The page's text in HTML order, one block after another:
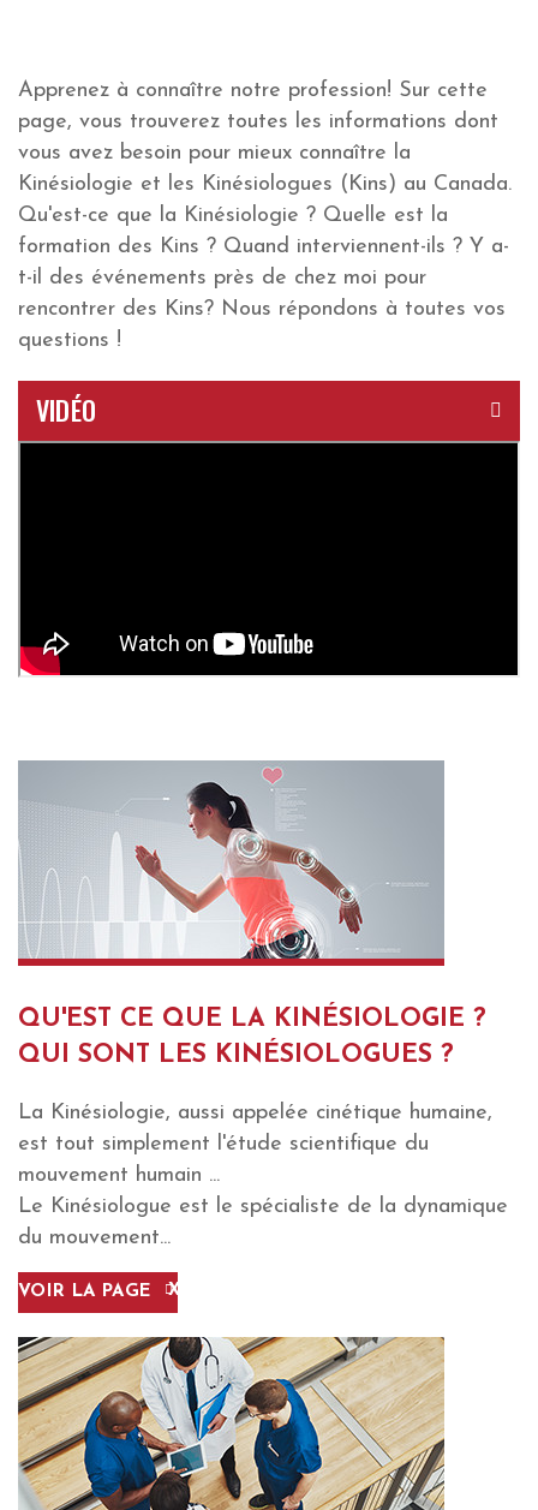
Apprenez à connaître notre profession! Sur cette
page, vous trouverez toutes les informations dont
vous avez besoin pour mieux connaître la
Kinésiologie et les Kinésiologues (Kins) au Canada.
Qu'est-ce que la Kinésiologie ? Quelle est la
formation des Kins ? Quand interviennent-ils ? Y a-
t-il des événements près de chez moi pour
rencontrer des Kins? Nous répondons à toutes vos
questions !
VIDÉO
QU'EST CE QUE LA KINÉSIOLOGIE ?
QUI SONT LES KINÉSIOLOGUES ?
La Kinésiologie, aussi appelée cinétique humaine,
est tout simplement l'étude scientifique du
mouvement humain ...
Le Kinésiologue est le spécialiste de la dynamique
du mouvement...
VOIR LA PAGE